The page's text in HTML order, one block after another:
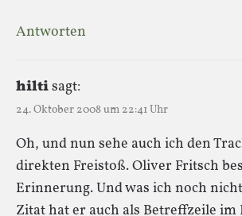
Antworten
hiltisagt:
24. Oktober 2008 um 22:41 Uhr
Oh, und nun sehe auch ich den
direkten Freistoß. Oliver Fritsch
Erinnerung. Und was ich noch
Zitat hat er auch als Betreffzeile im